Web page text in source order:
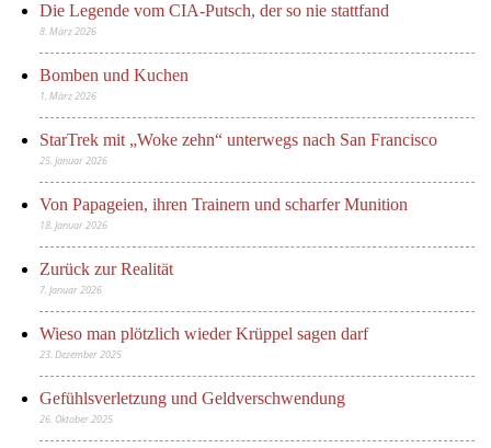
Die Legende vom CIA-Putsch, der so nie stattfand
8. März 2026
Bomben und Kuchen
1. März 2026
StarTrek mit „Woke zehn“ unterwegs nach San Francisco
25. Januar 2026
Von Papageien, ihren Trainern und scharfer Munition
18. Januar 2026
Zurück zur Realität
7. Januar 2026
Wieso man plötzlich wieder Krüppel sagen darf
23. Dezember 2025
Gefühlsverletzung und Geldverschwendung
26. Oktober 2025